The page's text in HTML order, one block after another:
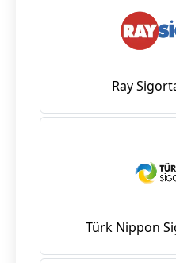
Ray
Türk Nippon